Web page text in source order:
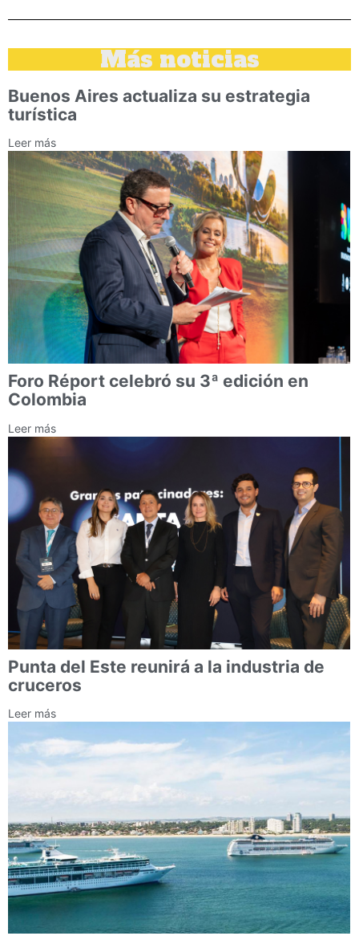
Más noticias
Buenos Aires actualiza su estrategia
turística
Leer más
Foro Réport celebró su 3ª edición en
Colombia
Leer más
Punta del Este reunirá a la industria de
cruceros
Leer más